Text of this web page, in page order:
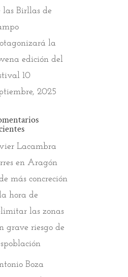
las Birllas de
la
edición del
10
2025
Lacambra
enAragón
más concreción
hora de
las zonas
grave riesgo de
Boza